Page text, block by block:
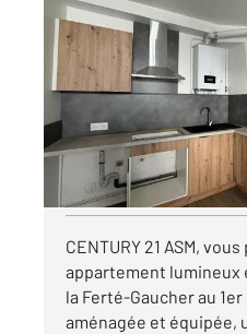
LA FERTE GAUCHER 77
61,61 m2 , 2 pièces
Ref : 25134
Appartement F2 à
728 €
par mois charges
Visiter le site dédié
CENTURY 21 ASM,
appartement lumineux
la Ferté-Gaucher au
aménagée et équipée,